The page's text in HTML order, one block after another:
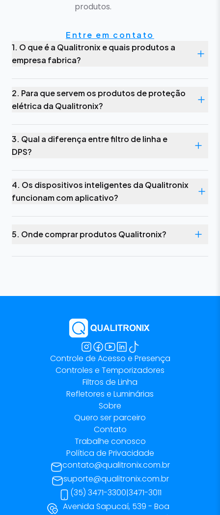
produtos.
Entre em contato
1. O que é a Qualitronix e quais produtos a
empresa fabrica?
2. Para que servem os produtos de proteção
elétrica da Qualitronix?
3. Qual a diferença entre filtro de linha e
DPS?
4. Os dispositivos inteligentes da Qualitronix
funcionam com aplicativo?
5. Onde comprar produtos Qualitronix?
Controle de Acesso e Presença
Controles e Temporizadores
Filtros de Linha
Refletores e Luminárias
Sobre
Quero ser parceiro
Contato
Trabalhe conosco
Política de Privacidade
contato@qualitronix.com.br
suporte@qualitronix.com.br
(35) 3471-3300|3471-3011
Avenida Sapucaí, 539 - Boa